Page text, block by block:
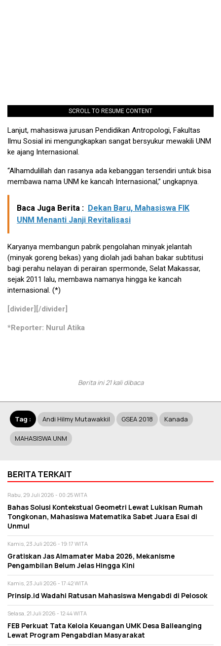
SCROLL TO RESUME CONTENT
Lanjut, mahasiswa jurusan Pendidikan Antropologi, Fakultas
Ilmu Sosial ini mengungkapkan sangat bersyukur mewakili UNM
ke ajang Internasional.
“Alhamdulillah dan rasanya ada kebanggan tersendiri untuk bisa
membawa nama UNM ke kancah Internasional,” ungkapnya.
Baca Juga Berita : Dekan Baru, Mahasiswa FIK
UNM Menanti Janji Revitalisasi
Karyanya membangun pabrik pengolahan minyak jelantah
(minyak goreng bekas) yang diolah jadi bahan bakar subtitusi
bagi perahu nelayan di perairan spermonde, Selat Makassar,
sejak 2011 lalu, membawa namanya hingga ke kancah
internasional. (*)
[divider][/divider]
*Reporter: Nurul Atika
Berita ini 21 kali dibaca
Tag : Andi Hilmy Mutawakkil GSEA 2018 Kanada
MAHASISWA UNM
BERITA TERKAIT
Rabu, 29 Juli 2026 - 00:25 WITA
Bahas Solusi Kontekstual Geometri Lewat Lukisan Rumah
Tongkonan, Mahasiswa Matematika Sabet Juara Esai di
Unmul
Kamis, 23 Juli 2026 - 19:17 WITA
Gratiskan Jas Almamater Maba 2026, Mekanisme
Pengambilan Belum Jelas Hingga Kini
Kamis, 23 Juli 2026 - 17:42 WITA
Prinsip.id Wadahi Ratusan Mahasiswa Mengabdi di Pelosok
Selasa, 21 Juli 2026 - 12:44 WITA
FEB Perkuat Tata Kelola Keuangan UMK Desa Balleanging
Lewat Program Pengabdian Masyarakat